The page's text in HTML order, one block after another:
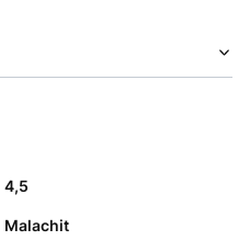
4,5
Malachit